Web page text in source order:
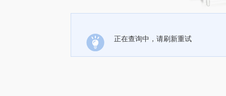
正在查询中，请刷新重试